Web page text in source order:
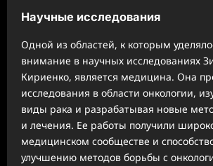
Научные исследования
Одной из областей, к которым
внимание в научных исследованиях
Кириенко, является медицина. Она
исследования в области онкологии,
виды рака и разрабатывая новые
и лечения. Ее работы получили
медицинском сообществе и
улучшению методов борьбы с